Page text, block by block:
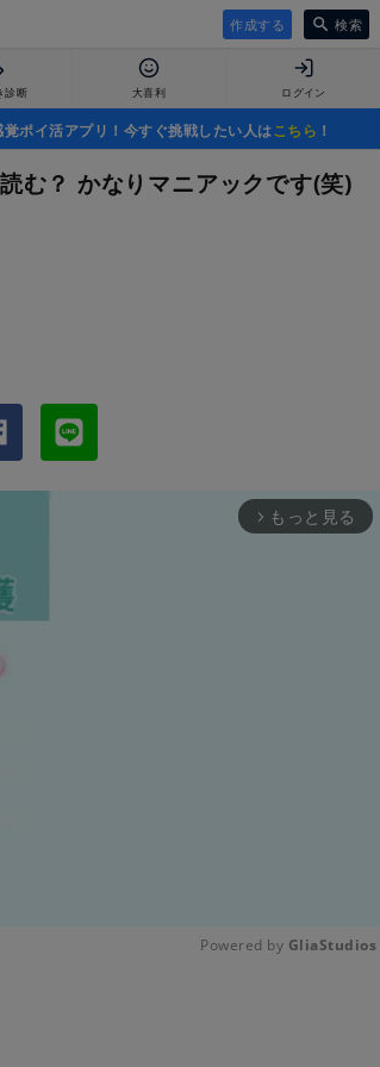
作成する 検索
診断 大喜利 ログイン
ポイ活アプリ！今すぐ挑戦したい人はこちら ！
む？ かなりマニアックです(笑)
arrow_forward_ios もっと見る
Powered by GliaStudios